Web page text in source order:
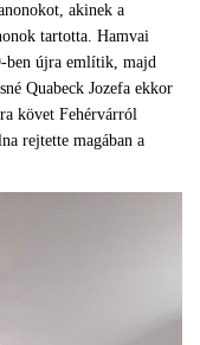
akinek a
tartotta. Hamvai
ben újra említik, majd
Quabeck Jozefa ekkor
követ Fehérvárról
rejtette magában a